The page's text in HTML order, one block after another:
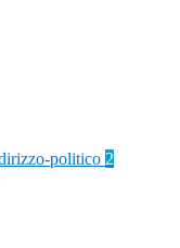
politico 2